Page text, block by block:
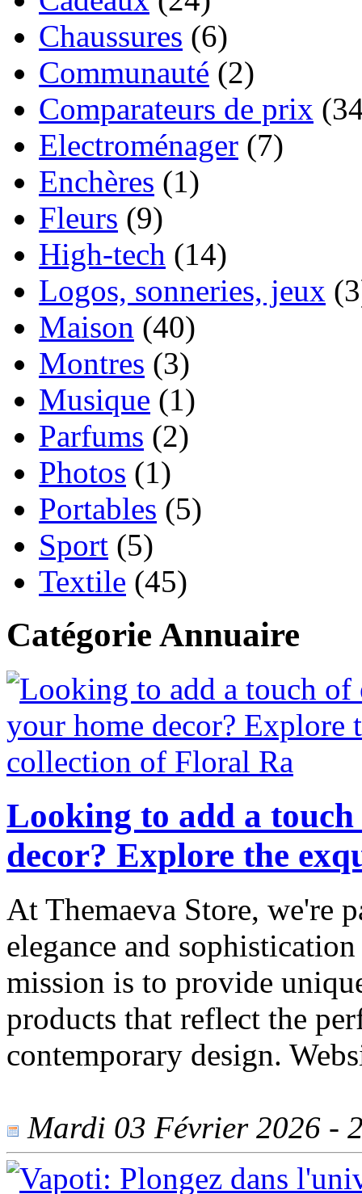
Chaussures (6)
Communauté (2)
Comparateurs de prix
Electroménager (7)
Enchères (1)
Fleurs (9)
High-tech (14)
Logos, sonneries, jeux
Maison (40)
Montres (3)
Musique (1)
Parfums (2)
Photos (1)
Portables (5)
Sport (5)
Textile (45)
Catégorie Annuaire
Looking to add a touch
decor? Explore the
At Themaeva Store, we're
elegance and
mission is to provide
products that reflect the
contemporary design.
Mardi 03 Février 2026 -